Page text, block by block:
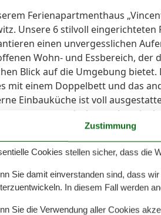
Ferienapartmenthaus
Unsere 6 stilvoll
einen unvergesslichen
Wohn- und Essbereich,
Blick auf die Umgebung
mit einem Doppelbett und das
Einbauküche ist voll
Das Badezimmer ist mit
Ferienhaus ist großzügig
und viel Liebe zum Detail
und Service: -
nutzen - die
sind kostenfrei - bei Ihrer
(Erstausstattung).
Zustimmung
Cookies stellen sicher, dass die
Sie damit einverstanden sind, dass
In diesem Fall werden
Sie die Verwendung aller Cookies